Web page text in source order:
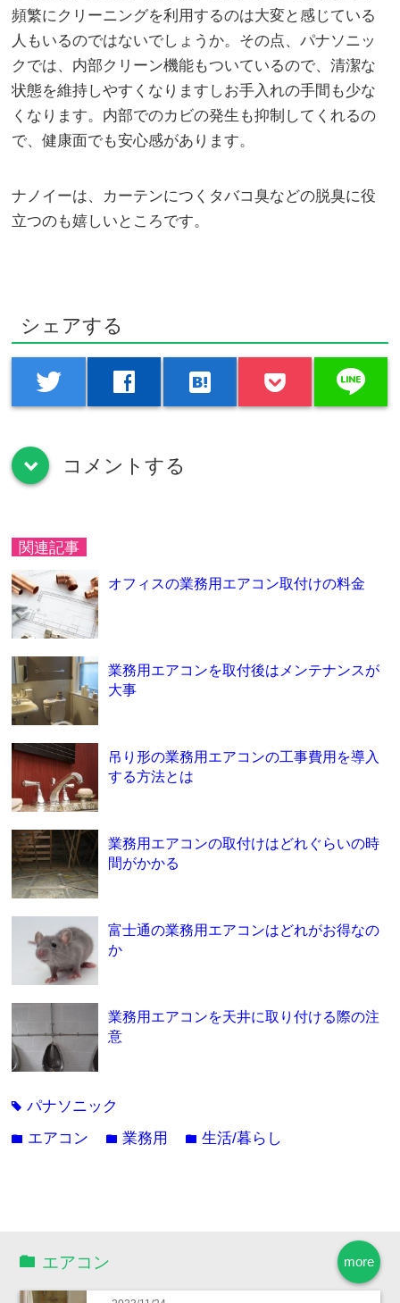
頻繁にクリーニングを利用するのは大変と感じている
人もいるのではないでしょうか。その点、パナソニッ
クでは、内部クリーン機能もついているので、清潔な
状態を維持しやすくなりますしお手入れの手間も少な
くなります。内部でのカビの発生も抑制してくれるの
で、健康面でも安心感があります。
ナノイーは、カーテンにつくタバコ臭などの脱臭に役
立つのも嬉しいところです。
シェアする
twitter facebook hatenabookmark line
down コメントする
関連記事
オフィスの業務用エアコン取付けの料金
業務用エアコンを取付後はメンテナンスが
大事
吊り形の業務用エアコンの工事費用を導入
する方法とは
業務用エアコンの取付けはどれぐらいの時
間がかかる
富士通の業務用エアコンはどれがお得なの
か
業務用エアコンを天井に取り付ける際の注
意
tagパナソニック
folder エアコン folder業務用 folder生活/暮らし
more
エアコン